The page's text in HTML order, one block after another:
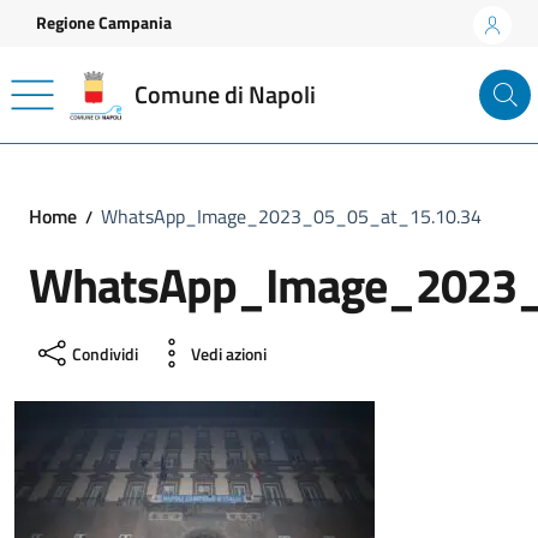
Vai ai contenuti
Vai al footer
Regione Campania
Comune di Napoli
Home WhatsApp_Image_2023_05_05_at_15.10.34
Condividi Vedi azioni